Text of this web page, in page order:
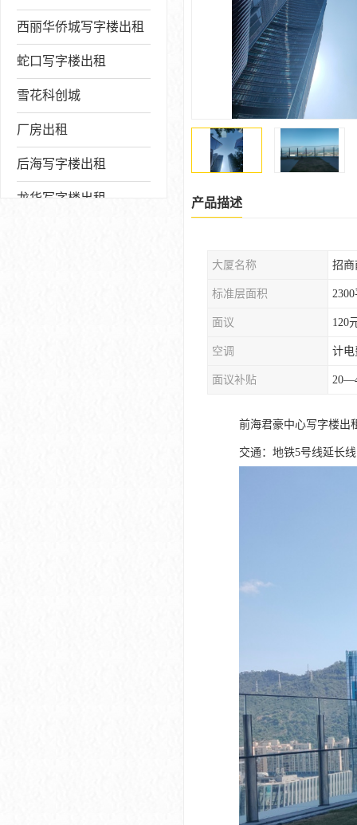
西丽华侨城写字楼出租
蛇口写字楼出租
雪花科创城
厂房出租
后海写字楼出租
龙华写字楼出租 产品描述
大厦名称 招
标准层面积
面议 120
空调 计电
面议补贴
前海君豪中心写字楼
交通：地铁5号线延长